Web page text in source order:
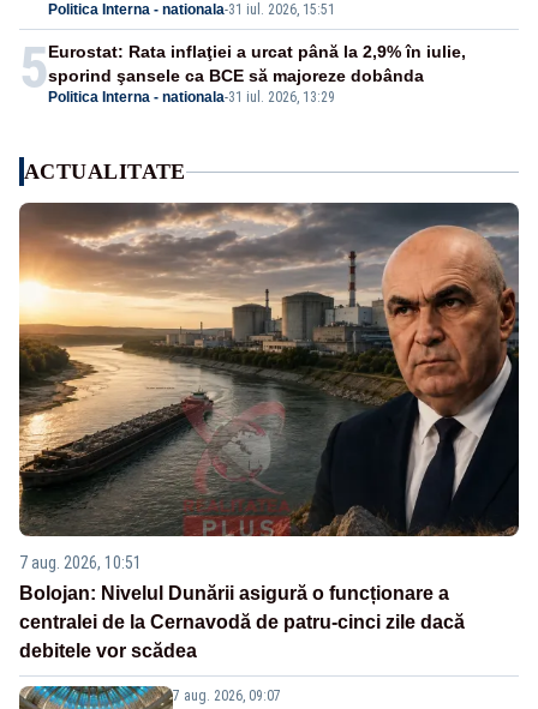
Politica Interna - nationala-31 iul. 2026, 15:51
financiare
5 Politica Interna - nationala-31 iul. 2026, 13:29
Eurostat: Rata inflaţiei a urcat până la 2,9% în iulie,
sporind şansele ca BCE să majoreze dobânda
ACTUALITATE
7 aug. 2026, 10:51
Bolojan: Nivelul Dunării asigură o funcționare a
centralei de la Cernavodă de patru-cinci zile dacă
debitele vor scădea
7 aug. 2026, 09:07